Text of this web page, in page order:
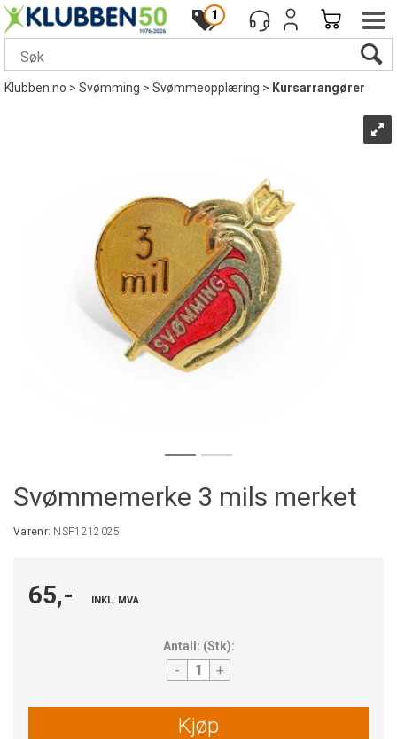
1
Klubben.no>Svømming>Svømmeopplæring> Kursarrangører
Svømmemerke 3 mils merket
Varenr: NSF1212025
65,- INKL. MVA
Antall: (Stk):
- +
Kjøp